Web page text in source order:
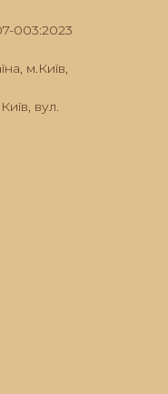
003:2023
м.Київ,
вул.